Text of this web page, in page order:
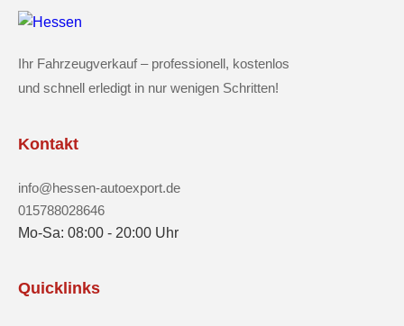
Ihr Fahrzeugverkauf – professionell, kostenlos
und schnell erledigt in nur wenigen Schritten!
Kontakt
info@hessen-autoexport.de
015788028646
Mo-Sa: 08:00 - 20:00 Uhr
Quicklinks